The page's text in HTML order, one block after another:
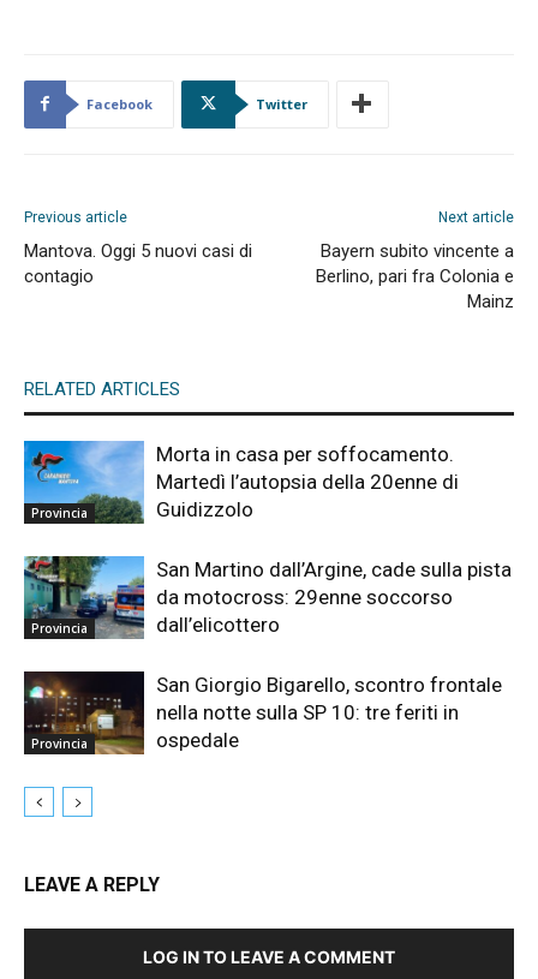
Facebook Twitter
Previous article
Mantova. Oggi 5 nuovi casi di
contagio
Next article
Bayern subito vincente a
Berlino, pari fra Colonia e
Mainz
RELATED ARTICLES
Provincia
Morta in casa per soffocamento.
Martedì l’autopsia della 20enne di
Guidizzolo
Provincia
San Martino dall’Argine, cade sulla pista
da motocross: 29enne soccorso
dall’elicottero
Provincia
San Giorgio Bigarello, scontro frontale
nella notte sulla SP 10: tre feriti in
ospedale
LEAVE A REPLY
LOG IN TO LEAVE A COMMENT